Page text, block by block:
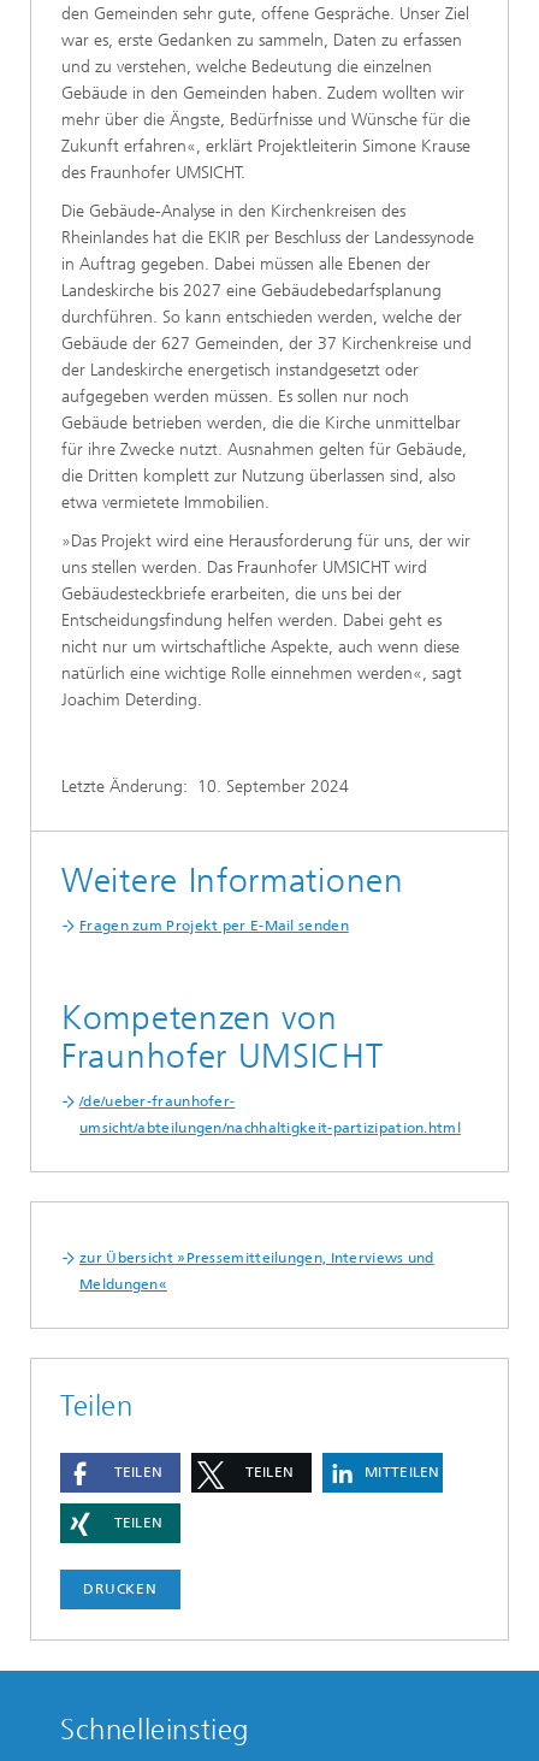
den Gemeinden sehr gute, offene Gespräche. Unser Ziel
war es, erste Gedanken zu sammeln, Daten zu erfassen
und zu verstehen, welche Bedeutung die einzelnen
Gebäude in den Gemeinden haben. Zudem wollten wir
mehr über die Ängste, Bedürfnisse und Wünsche für die
Zukunft erfahren«, erklärt Projektleiterin Simone Krause
des Fraunhofer UMSICHT.
Die Gebäude-Analyse in den Kirchenkreisen des
Rheinlandes hat die EKIR per Beschluss der Landessynode
in Auftrag gegeben. Dabei müssen alle Ebenen der
Landeskirche bis 2027 eine Gebäudebedarfsplanung
durchführen. So kann entschieden werden, welche der
Gebäude der 627 Gemeinden, der 37 Kirchenkreise und
der Landeskirche energetisch instandgesetzt oder
aufgegeben werden müssen. Es sollen nur noch
Gebäude betrieben werden, die die Kirche unmittelbar
für ihre Zwecke nutzt. Ausnahmen gelten für Gebäude,
die Dritten komplett zur Nutzung überlassen sind, also
etwa vermietete Immobilien.
»Das Projekt wird eine Herausforderung für uns, der wir
uns stellen werden. Das Fraunhofer UMSICHT wird
Gebäudesteckbriefe erarbeiten, die uns bei der
Entscheidungsfindung helfen werden. Dabei geht es
nicht nur um wirtschaftliche Aspekte, auch wenn diese
natürlich eine wichtige Rolle einnehmen werden«, sagt
Joachim Deterding.
Letzte Änderung: 10. September 2024
Weitere Informationen
Fragen zum Projekt per E-Mail senden
Kompetenzen von
Fraunhofer UMSICHT
/de/ueber-fraunhofer-
umsicht/abteilungen/nachhaltigkeit-partizipation.html
zur Übersicht »Pressemitteilungen, Interviews und
Meldungen«
Teilen
TEILEN TEILEN MITTEILEN
TEILEN
DRUCKEN
Schnelleinstieg